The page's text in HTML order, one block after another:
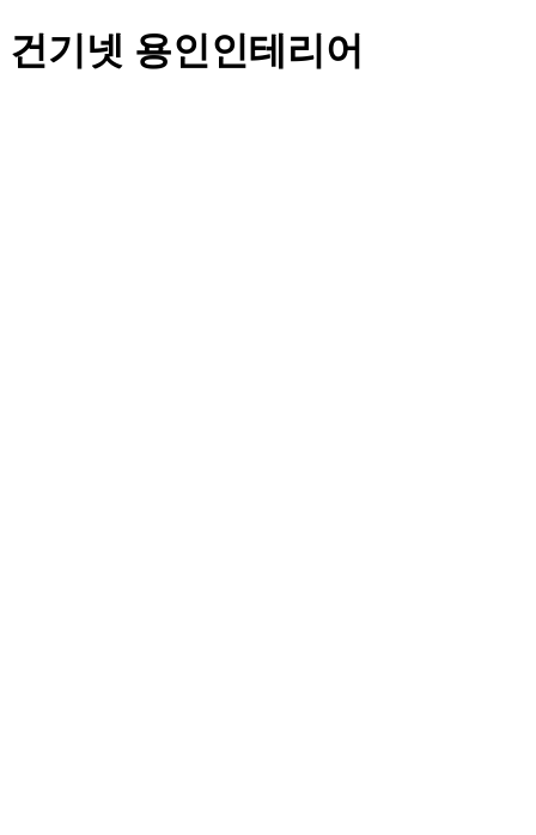
건기넷 용인인테리어